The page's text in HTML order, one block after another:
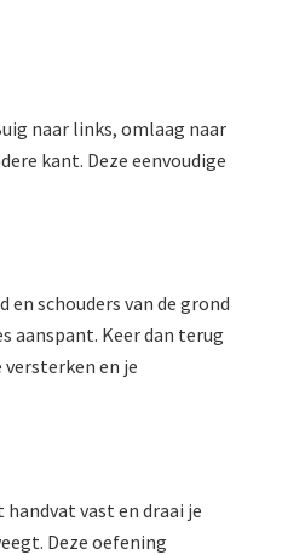
naar links, omlaag naar
kant. Deze eenvoudige
schouders van de grond
aanspant. Keer dan terug
en je
vast en draai je
Deze oefening